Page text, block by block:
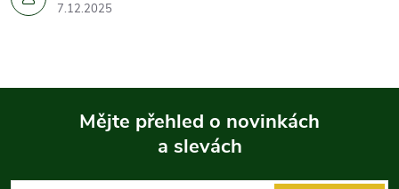
7.12.2025
Mějte přehled o novinkách
a slevách